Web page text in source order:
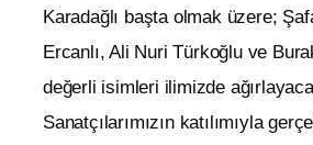
Karadağlı başta olmak üzere;
Ercanlı, Ali Nuri Türkoğlu ve
değerli isimleri ilimizde
Sanatçılarımızın katılımıyla